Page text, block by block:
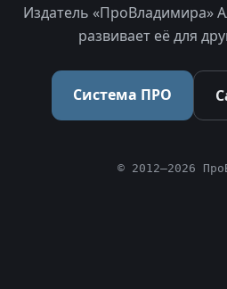
Издатель «ПроВладимира»
развивает её для
Система ПРО
© 2012–2026